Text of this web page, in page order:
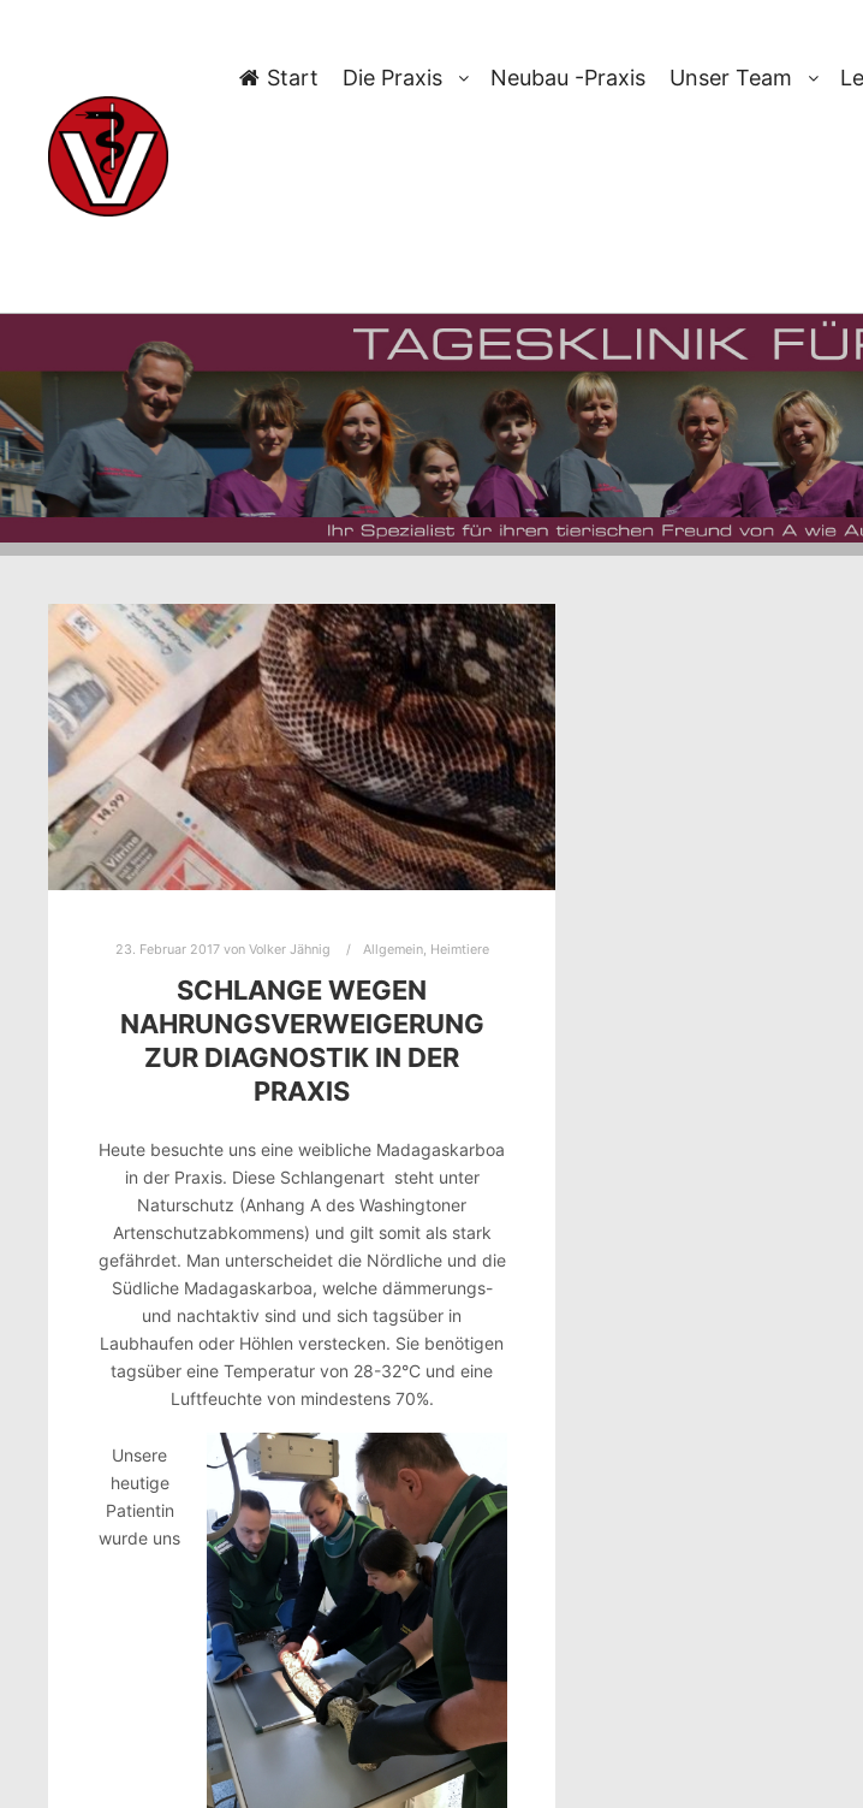
Start Die Praxis Neubau -Praxis Unser Team
TAG-ARCHIV:
23. Februar 2017von Volker Jähnig Allgemein, Heimtiere
SCHLANGE WEGEN
NAHRUNGSVERWEIGERUNG
ZUR DIAGNOSTIK IN DER
PRAXIS
Heute besuchte uns eine weibliche Madagaskarboa
in der Praxis. Diese Schlangenart steht unter
Naturschutz (Anhang A des Washingtoner
Artenschutzabkommens) und gilt somit als stark
gefährdet. Man unterscheidet die Nördliche und die
Südliche Madagaskarboa, welche dämmerungs-
und nachtaktiv sind und sich tagsüber in
Laubhaufen oder Höhlen verstecken. Sie benötigen
tagsüber eine Temperatur von 28-32°C und eine
Luftfeuchte von mindestens 70%.
Unsere
heutige
Patientin
wurde uns